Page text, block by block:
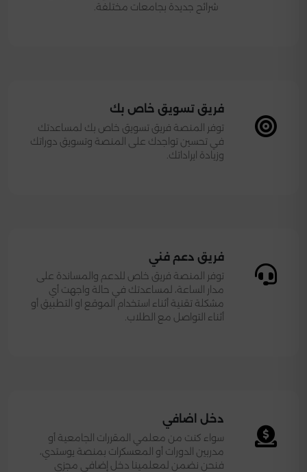
شرائح جديدة بجامعات مختلفة.
فريق تسويق خاص بك
توفر المنصة فريق تسويق خاص بك لمساعدتك
في تحسين تواجدك على المنصة وتسويق دوراتك
وزيادة ايراداتك.
فريق دعم فني
توفر المنصة فريق خاص للدعم والمساندة على
مدار الساعة، لمساعدتك في حالة واجهت أي
مشكلة تقنية أثناء استخدام الموقع او التطبيق أو
أثناء التواصل مع الطلاب.
دخل اضافي
سواء كنت من معلمي المقررات الجامعية أو
مدربين الدورات أو المعسكرات بمنصة يوستدي،
فنحن نضمن لمعلمينا دخل إضافي مجزي